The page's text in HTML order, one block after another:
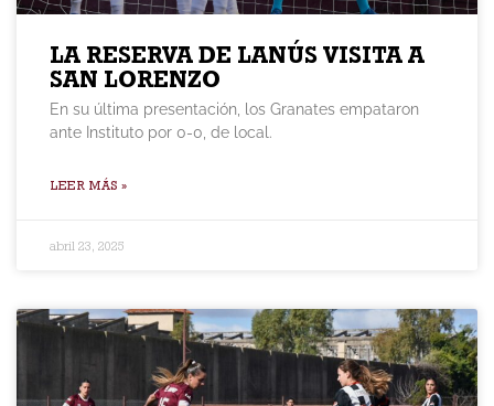
LA RESERVA DE LANÚS VISITA A
SAN LORENZO
En su última presentación, los Granates empataron
ante Instituto por 0-0, de local.
LEER MÁS »
abril 23, 2025